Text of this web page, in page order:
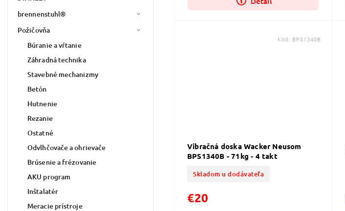
brennenstuhl®
Požičovňa
Búranie a vŕtanie
Záhradná technika
Stavebné mechanizmy
Betón
Hutnenie
Rezanie
Ostatné
Odvlhčovače a ohrievače
Brúsenie a frézovanie
AKU program
Inštalatér
Meracie prístroje
Vibračná doska Wacker Neusom
BPS1340B - 71kg - 4 takt
Skladom u dodávateľa
€20
Kód: BPS1340B